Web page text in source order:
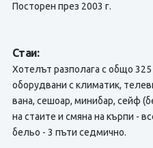
Посторен през 2003 г.
Стаи:
Хотелът разполага с общо 325
оборудвани с климатик,
вана, сешоар, минибар, сейф
на стаите и смяна на кърпи -
бельо - 3 пъти седмично.